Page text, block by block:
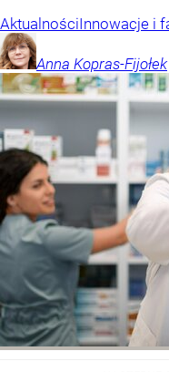
AktualnościInnowacje i
Anna Kopras-Fijołek